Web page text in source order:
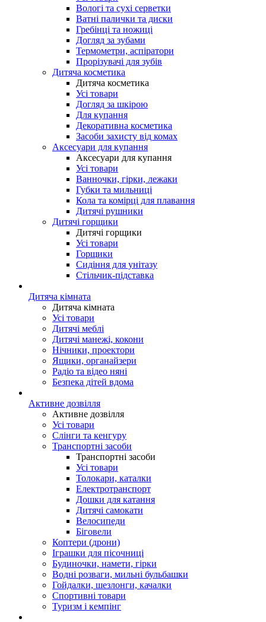
Вологі та сухі серветки
Ватні палички та диски
Гребінці та ножиці
Догляд за зубами
Термометри, аспіратори
Прорізувачі для зубів
Дитяча косметика
Дитяча косметика
Усі товари
Догляд за шкірою
Для купання
Декоративна косметика
Засоби захисту від комах
Аксесуари для купання
Аксесуари для купання
Усі товари
Ванночки, гірки, лежаки
Губки та мильниці
Кола та комірці для плавання
Дитячі рушники
Дитячі горщики
Дитячі горщики
Усі товари
Горщики
Сидіння для унітазу
Стільчик-підставка
Дитяча кімната
Дитяча кімната
Усі товари
Дитячі меблі
Дитячі манежі, кокони
Нічники, проектори
Ящики, органайзери
Радіо та відео няні
Безпека дітей вдома
Активне дозвілля
Активне дозвілля
Усі товари
Слінги та кенгуру
Транспортні засоби
Транспортні засоби
Усі товари
Толокари, каталки
Електротранспорт
Дошки для катання
Дитячі самокати
Велосипеди
Біговели
Коптери (дрони)
Іграшки для пісочниці
Будиночки, намети, гірки
Водні розваги, мильні бульбашки
Гойдалки, шезлонги, качалки
Спортивні товари
Туризм і кемпінг